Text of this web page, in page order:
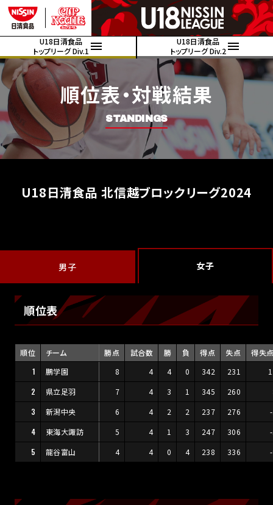
U18日清食品
トップリーグ Div.1
U18日清食品
トップリーグ Div.2
順位表・対戦結果
STANDINGS
U18日清食品 北信越ブロックリーグ2024
男子 女子
順位表
順位 チーム 勝点 試合数 勝 負 得点 失点
得失
1
鵬学園 8 4 4 0 342 231
2
県立足羽 7 4 3 1 345 260
3
新潟中央 6 4 2 2 237 276
4
東海大諏訪 5 4 1 3 247 306
5
龍谷富山 4 4 0 4 238 336